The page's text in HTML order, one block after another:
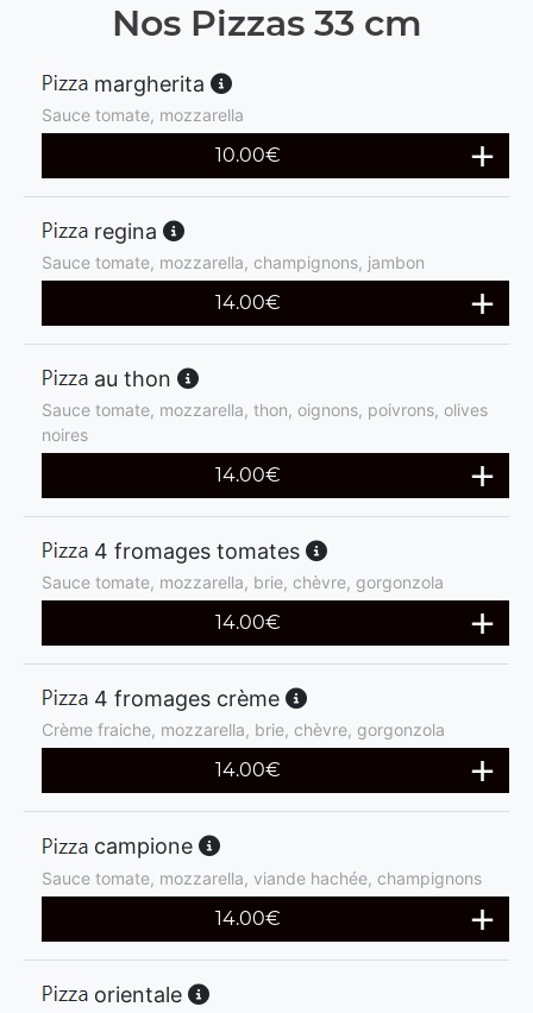
Nos Pizzas 33 cm
margherita
Sauce tomate, mozzarella
10.00€
regina
Sauce tomate, mozzarella, champignons, jambon
14.00€
au thon
Sauce tomate, mozzarella, thon, oignons, poivrons, olives
noires
14.00€
4 fromages tomates
Sauce tomate, mozzarella, brie, chèvre, gorgonzola
14.00€
4 fromages crème
Crème fraiche, mozzarella, brie, chèvre, gorgonzola
14.00€
campione
Sauce tomate, mozzarella, viande hachée, champignons
14.00€
orientale